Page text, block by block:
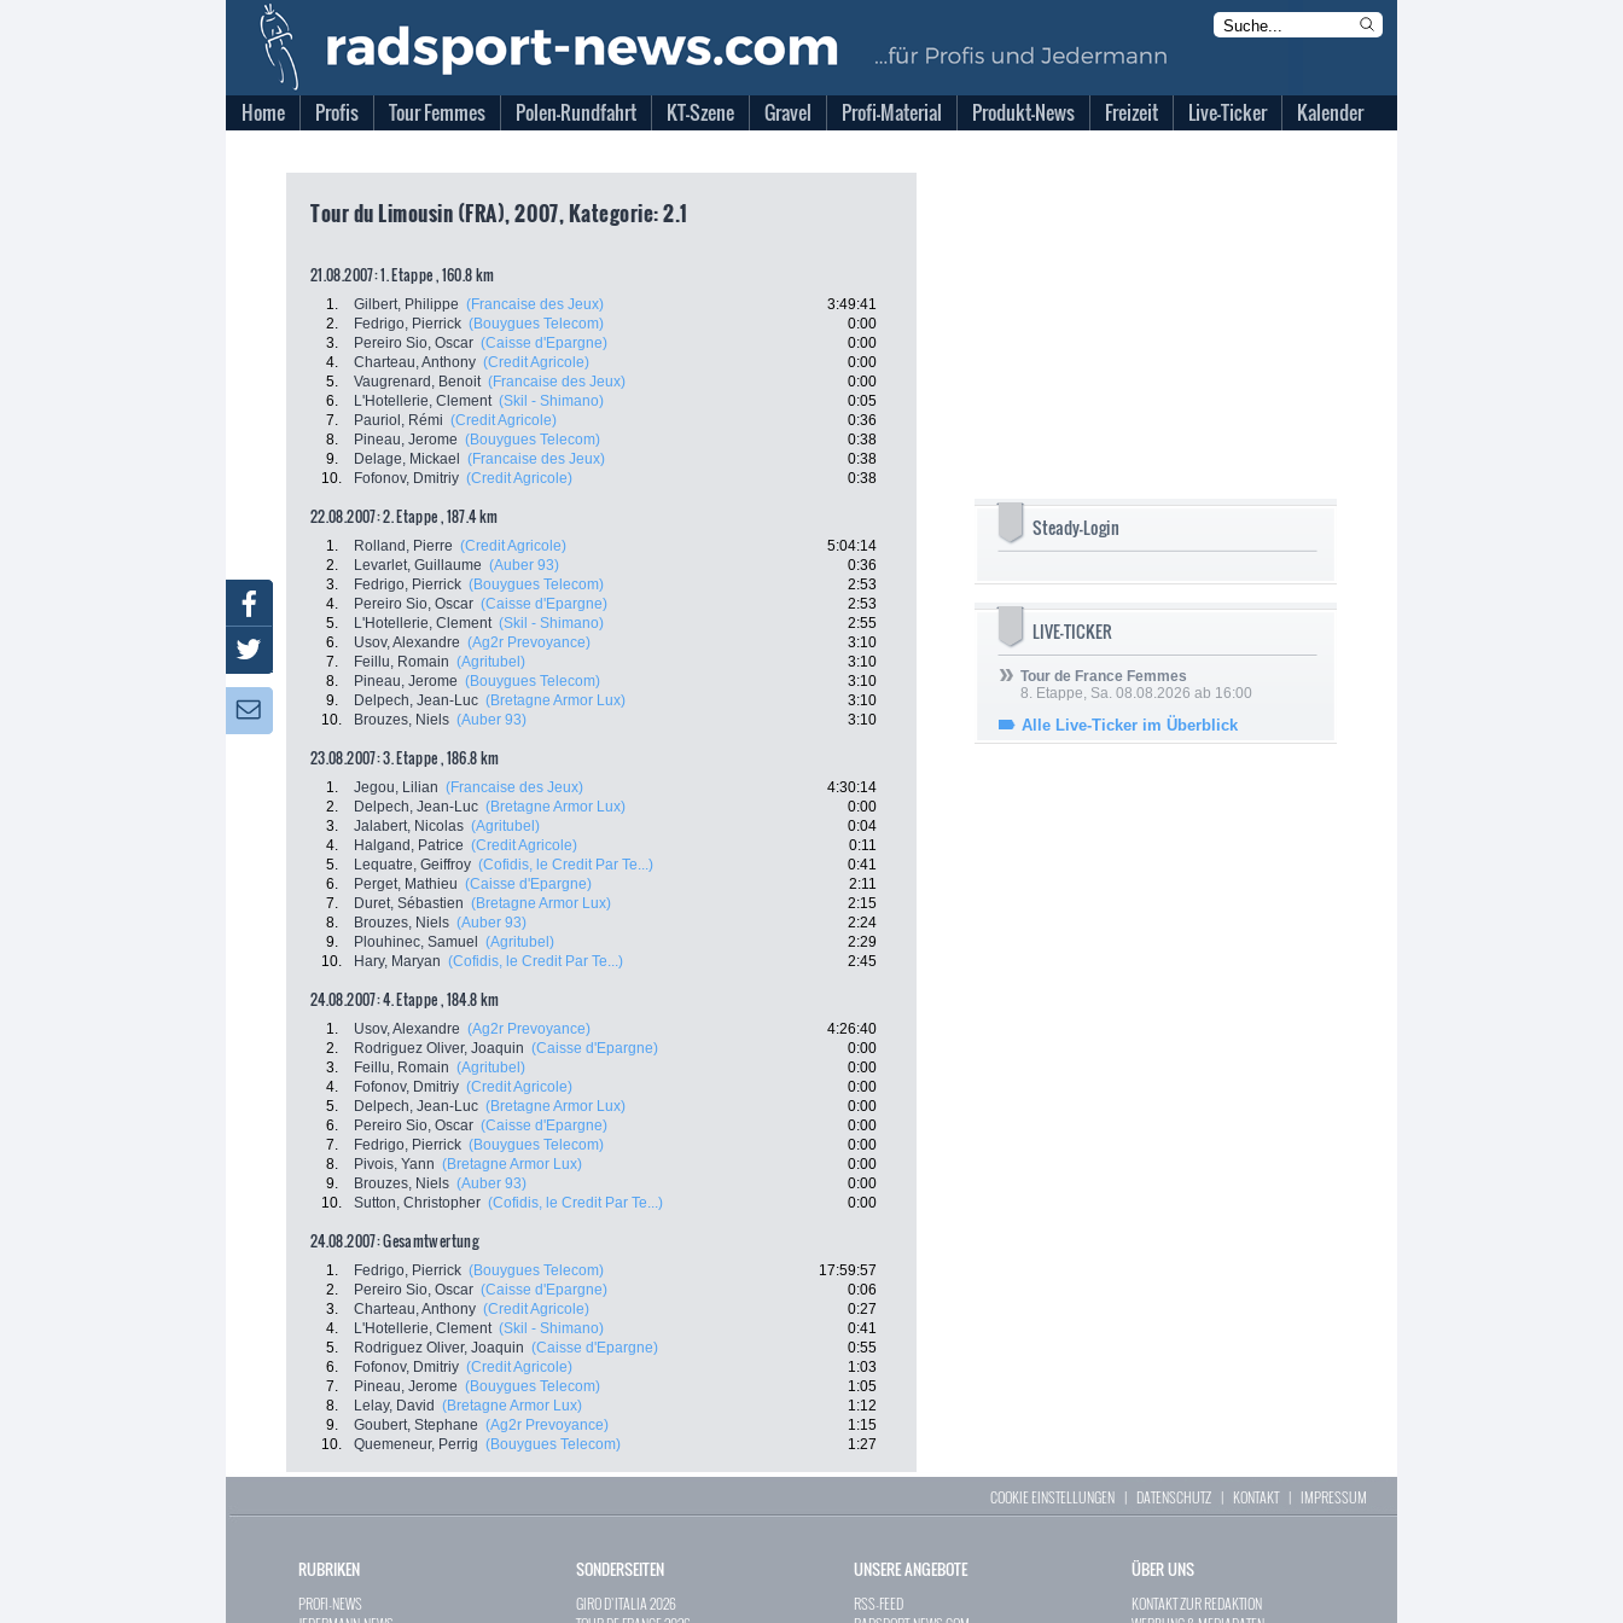
Home Profis Tour Femmes Polen-Rundfahrt KT-Szene Gravel Profi-Material Produkt-News Freizeit Live-Ticker Kalender
Tour du Limousin (FRA), 2007, Kategorie: 2.1
21.08.2007: 1. Etappe , 160.8 km
1. Gilbert, Philippe (Francaise des Jeux)
3:49:41
2.
Fedrigo, Pierrick (Bouygues Telecom)
0:00
3.
Pereiro Sio, Oscar (Caisse d'Epargne)
0:00
4.
Charteau, Anthony (Credit Agricole)
0:00
5.
Vaugrenard, Benoit (Francaise des Jeux)
0:00
6.
L'Hotellerie, Clement (Skil - Shimano)
0:05
7.
Pauriol, Rémi (Credit Agricole)
0:36
8.
Pineau, Jerome (Bouygues Telecom)
0:38
9.
Delage, Mickael (Francaise des Jeux)
0:38
10.
Fofonov, Dmitriy (Credit Agricole) 0:38
22.08.2007: 2. Etappe , 187.4 km
1. Rolland, Pierre (Credit Agricole)
5:04:14
2.
Levarlet, Guillaume (Auber 93)
0:36
3.
Fedrigo, Pierrick (Bouygues Telecom)
2:53
4.
Pereiro Sio, Oscar (Caisse d'Epargne)
2:53
5.
L'Hotellerie, Clement (Skil - Shimano)
2:55
6.
Usov, Alexandre (Ag2r Prevoyance)
3:10
7.
Feillu, Romain (Agritubel)
3:10
8.
Pineau, Jerome (Bouygues Telecom)
3:10
9.
Delpech, Jean-Luc (Bretagne Armor Lux)
3:10
10.
Brouzes, Niels (Auber 93) 3:10
23.08.2007: 3. Etappe , 186.8 km
1. Jegou, Lilian (Francaise des Jeux)
4:30:14
2.
Delpech, Jean-Luc (Bretagne Armor Lux)
0:00
3.
Jalabert, Nicolas (Agritubel)
0:04
4.
Halgand, Patrice (Credit Agricole)
0:11
5.
Lequatre, Geiffroy (Cofidis, le Credit Par Te...)
0:41
6.
Perget, Mathieu (Caisse d'Epargne)
2:11
7.
Duret, Sébastien (Bretagne Armor Lux)
2:15
8.
Brouzes, Niels (Auber 93)
2:24
9.
Plouhinec, Samuel (Agritubel)
2:29
10.
Hary, Maryan (Cofidis, le Credit Par Te...) 2:45
24.08.2007: 4. Etappe , 184.8 km
1. Usov, Alexandre (Ag2r Prevoyance)
4:26:40
2.
Rodriguez Oliver, Joaquin (Caisse d'Epargne)
0:00
3.
Feillu, Romain (Agritubel)
0:00
4.
Fofonov, Dmitriy (Credit Agricole)
0:00
5.
Delpech, Jean-Luc (Bretagne Armor Lux)
0:00
6.
Pereiro Sio, Oscar (Caisse d'Epargne)
0:00
7.
Fedrigo, Pierrick (Bouygues Telecom)
0:00
8.
Pivois, Yann (Bretagne Armor Lux)
0:00
9.
Brouzes, Niels (Auber 93)
0:00
10.
Sutton, Christopher (Cofidis, le Credit Par Te...) 0:00
24.08.2007: Gesamtwertung
1. Fedrigo, Pierrick (Bouygues Telecom)
17:59:57
2.
Pereiro Sio, Oscar (Caisse d'Epargne)
0:06
3.
Charteau, Anthony (Credit Agricole)
0:27
4.
L'Hotellerie, Clement (Skil - Shimano)
0:41
5.
Rodriguez Oliver, Joaquin (Caisse d'Epargne)
0:55
6.
Fofonov, Dmitriy (Credit Agricole)
1:03
7.
Pineau, Jerome (Bouygues Telecom)
1:05
8.
Lelay, David (Bretagne Armor Lux)
1:12
9.
Goubert, Stephane (Ag2r Prevoyance)
1:15
10.
Quemeneur, Perrig (Bouygues Telecom) 1:27
Steady-Login
LIVE-TICKER
Tour de France Femmes
8. Etappe, Sa. 08.08.2026 ab 16:00
Alle Live-Ticker im Überblick
Facebook
Twitter
Newsletter:
COOKIE EINSTELLUNGEN | DATENSCHUTZ | KONTAKT| IMPRESSUM
RUBRIKEN
PROFI-NEWS
SONDERSEITEN
GIRO D`ITALIA 2026
UNSERE ANGEBOTE
RSS-FEED
ÜBER UNS
KONTAKT ZUR REDAKTION